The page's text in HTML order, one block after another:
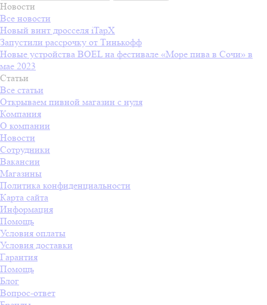
Новости
Все новости
Новый винт дросселя iTapX
Запустили рассрочку от Тинькофф
Новые устройства BOEL на фестивале «Море пива в Сочи» в
мае 2023
Статьи
Все статьи
Открываем пивной магазин с нуля
Компания
О компании
Новости
Сотрудники
Вакансии
Магазины
Политика конфиденциальности
Карта сайта
Информация
Помощь
Условия оплаты
Условия доставки
Гарантия
Помощь
Блог
Вопрос-ответ